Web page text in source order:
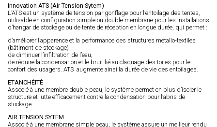
Innovation ATS (Air Tension Sytem)
L’ATS est un système de tension par gonflage pour l’entoilage des tentes,
utilisable en configuration simple ou double membrane pour les installations
d’hangar de stockage ou de tente de réception en longue durée, qui permet :
d’améliorer l’apparence et la performance des structures métallo-textiles
(bâtiment de stockage)
de diminuer l’infiltration de l’eau,
de réduire la condensation et le bruit lié au claquage des toiles pour le
confort des usagers. ATS augmente ainsi la durée de vie des entoilages.
ETANCHÉITÉ
Associé à une membre double peau, le système permet en plus d’isoler le
structure et lutte efficacement contre la condensation pour l’abris de
stockage.
AIR TENSION SYTEM
Associé à une membrane simple peau, le système assure un meilleur rendu